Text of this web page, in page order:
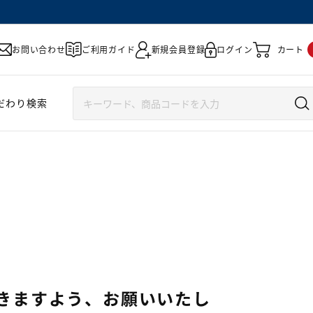
お問い合わせ ご利用ガイド 新規会員登録 ログイン カート
わり検索
ますよう、お願いいたし